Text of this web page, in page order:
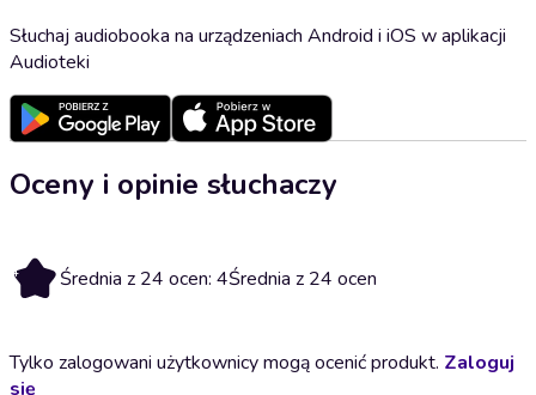
Słuchaj audiobooka na urządzeniach Android i iOS w aplikacji
Audioteki
Oceny i opinie słuchaczy
4 Średnia z 24 ocen: 4Średnia z 24 ocen
Tylko zalogowani użytkownicy mogą ocenić produkt. Zaloguj
się